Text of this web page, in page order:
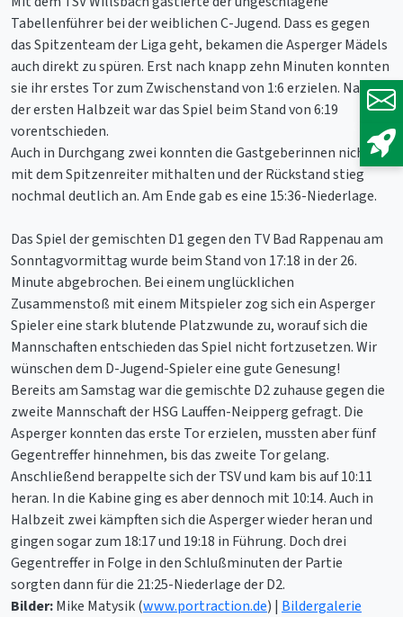
Tabellenführer bei der weiblichen C-Jugend. Dass es gegen
das Spitzenteam der Liga geht, bekamen die Asperger Mädels
auch direkt zu spüren. Erst nach knapp zehn Minuten konnten
sie ihr erstes Tor zum Zwischenstand von 1:6 erzielen. Nach
der ersten Halbzeit war das Spiel beim Stand von 6:19
vorentschieden.
Auch in Durchgang zwei konnten die Gastgeberinnen nicht
mit dem Spitzenreiter mithalten und der Rückstand stieg
nochmal deutlich an. Am Ende gab es eine 15:36-Niederlage.
Das Spiel der gemischten D1 gegen den TV Bad Rappenau am
Sonntagvormittag wurde beim Stand von 17:18 in der 26.
Minute abgebrochen. Bei einem unglücklichen
Zusammenstoß mit einem Mitspieler zog sich ein Asperger
Spieler eine stark blutende Platzwunde zu, worauf sich die
Mannschaften entschieden das Spiel nicht fortzusetzen. Wir
wünschen dem D-Jugend-Spieler eine gute Genesung!
Bereits am Samstag war die gemischte D2 zuhause gegen die
zweite Mannschaft der HSG Lauffen-Neipperg gefragt. Die
Asperger konnten das erste Tor erzielen, mussten aber fünf
Gegentreffer hinnehmen, bis das zweite Tor gelang.
Anschließend berappelte sich der TSV und kam bis auf 10:11
heran. In die Kabine ging es aber dennoch mit 10:14. Auch in
Halbzeit zwei kämpften sich die Asperger wieder heran und
gingen sogar zum 18:17 und 19:18 in Führung. Doch drei
Gegentreffer in Folge in den Schlußminuten der Partie
sorgten dann für die 21:25-Niederlage der D2.
Bilder:Mike Matysik (www.portraction.de) | Bildergalerie